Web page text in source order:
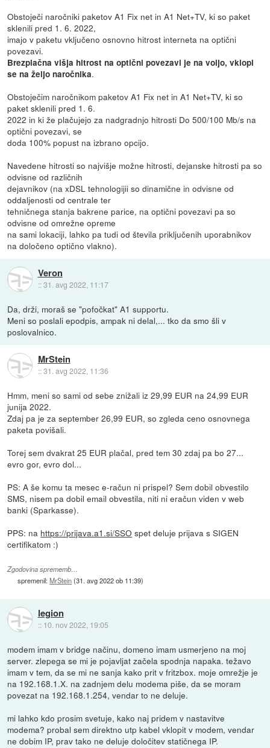
Obstoječi naročniki paketov A1 Fix net in A1 Net+TV, ki so paket
sklenili pred 1. 6. 2022,
imajo v paketu vključeno osnovno hitrost interneta na optični
povezavi.
Brezplačna višja hitrost na optični povezavi je na voljo, vklopi
se na željo naročnika.
Obstoječim naročnikom paketov A1 Fix net in A1 Net+TV, ki so
paket sklenili pred 1. 6.
2022 in ki že plačujejo za nadgradnjo hitrosti Do 500/100 Mb/s na
optični povezavi, se
doda 100% popust na izbrano opcijo.
Navedene hitrosti so najvišje možne hitrosti, dejanske hitrosti pa so
odvisne od različnih
dejavnikov (na xDSL tehnologijii so dinamične in odvisne od
oddaljenosti od centrale ter
tehničnega stanja bakrene parice, na optični povezavi pa so
odvisne od omrežne opreme
na sami lokaciji, lahko pa tudi od števila priključenih uporabnikov
na določeno optično vlakno).
Veron
::31. avg 2022, 11:17
Da, drži, moraš se "pofočkat" A1 supportu.
Meni so poslali epodpis, ampak ni delal,... tko da smo šli v
poslovalnico.
MrStein
::31. avg 2022, 11:36
Hmm, meni so sami od sebe znižali iz 29,99 EUR na 24,99 EUR
junija 2022.
Zdaj pa je za september 26,99 EUR, so zgleda ceno osnovnega
paketa povišali.
Torej sem dvakrat 25 EUR plačal, pred tem 30 zdaj pa bo 27...
evro gor, evro dol...
PS: A še komu ta mesec e-račun ni prispel? Sem dobil obvestilo
SMS, nisem pa dobil email obvestila, niti ni eračun viden v web
banki (Sparkasse).
PPS: na https://prijava.a1.si/SSO spet deluje prijava s SIGEN
certifikatom :)
Zgodovina sprememb…
spremenil:MrStein(31. avg 2022 ob 11:39)
legion
:: 10. nov 2022, 19:05
modem imam v bridge načinu, domeno imam usmerjeno na moj
server. zlepega se mi je pojavljat začela spodnja napaka. težavo
imam v tem, da se mi ne sanja kako prit v fritzbox. moje omrežje je
na 192.168.1.X. na zadnjem delu modema piše, da se moram
povezat na 192.168.1.254, vendar to ne deluje.
mi lahko kdo prosim svetuje, kako naj pridem v nastavitve
modema? probal sem direktno utp kabel vklopit v modem, vendar
ne dobim IP, prav tako ne deluje določitev statičnega IP.